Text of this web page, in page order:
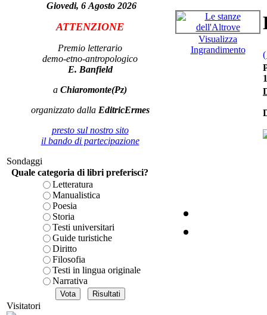
Giovedi, 6 Agosto 2026
ATTENZIONE
Premio letterario
demo-etno-antropologico
E. Banfield
a Chiaromonte(Pz)
organizzato dalla EditricErmes
presto sul nostro sito
il bando di partecipazione
Sondaggi
Quale categoria di libri preferisci?
Letteratura
Manualistica
Poesia
Storia
Testi universitari
Guide turistiche
Diritto
Filosofia
Testi in lingua originale
Narrativa
Visitatori
Visualizza
Ingrandimento